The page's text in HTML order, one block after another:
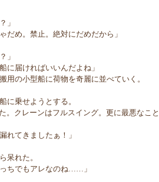
」
だめ。禁止。絶対にだめだから」
」
に届ければいいんだよね」
の小型船に荷物を奇麗に並べていく。
に乗せようとする。
クレーンはフルスイング。更に最悪なこ
てきましたぁ！」
呆れた。
ちでもアレなのね……」